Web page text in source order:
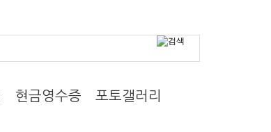
현금영수증 포토갤러리